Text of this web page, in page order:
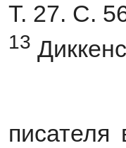
Т. 27. С.
13
писателя